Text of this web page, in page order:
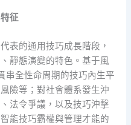
征
表的通用技巧成長階段，
靜態演變的特色。基于風
串全性命周期的技巧內生平
險等；對社會體系發生沖
法令爭議，以及技巧沖擊
能技巧霸權與管理才能的